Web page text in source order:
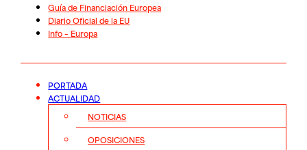
Guía de Financiación Europea
Diario Oficial de la EU
Info – Europa
PORTADA
ACTUALIDAD
NOTICIAS
OPOSICIONES